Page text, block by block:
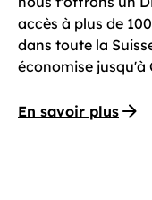
accès à plus de
dans toute la
économise jusqu'à
En savoir plus